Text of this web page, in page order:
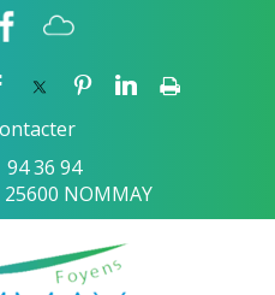
NOMMAY
94 36 94